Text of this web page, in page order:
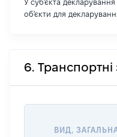
У суб'єкта декларування
об'єкти для
6. Транспортні
ВИД,